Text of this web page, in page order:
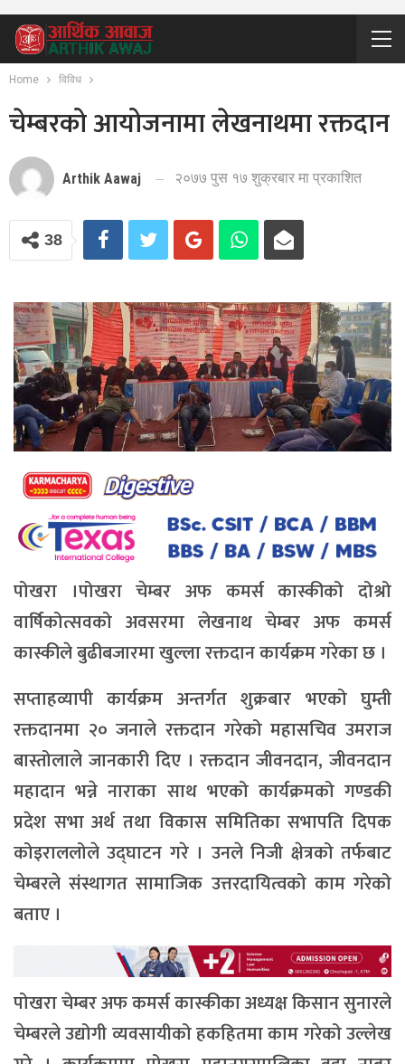
Home विविध
चेम्बरको आयोजनामा लेखनाथमा रक्तदान
Arthik Aawaj २०७७ पुस १७ शुक्रबार मा प्रकाशित
38
पोखरा ।पोखरा चेम्बर अफ कमर्स कास्कीको दोश्रो
वार्षिकोत्सवको अवसरमा लेखनाथ चेम्बर अफ कमर्स
कास्कीले बुढीबजारमा खुल्ला रक्तदान कार्यक्रम गरेका छ ।
सप्ताहव्यापी कार्यक्रम अन्तर्गत शुक्रबार भएको घुम्ती
रक्तदानमा २० जनाले रक्तदान गरेको महासचिव उमराज
बास्तोलाले जानकारी दिए । रक्तदान जीवनदान, जीवनदान
महादान भन्ने नाराका साथ भएको कार्यक्रमको गण्डकी
प्रदेश सभा अर्थ तथा विकास समितिका सभापति दिपक
कोइराललोले उद्घाटन गरे । उनले निजी क्षेत्रको तर्फबाट
चेम्बरले संस्थागत सामाजिक उत्तरदायित्वको काम गरेको
बताए ।
पोखरा चेम्बर अफ कमर्स कास्कीका अध्यक्ष किसान सुनारले
चेम्बरले उद्योगी व्यवसायीको हकहितमा काम गरेको उल्लेख